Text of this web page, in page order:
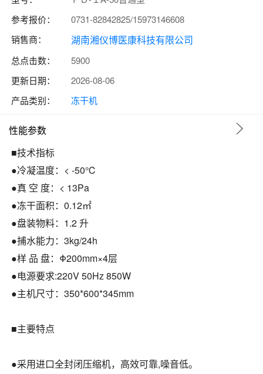
参考报价：
0731-82842825/15973146608
销售商：
湖南湘仪博医康科技有限公司
总点击数：
5900
更新日期：
2026-08-06
产品类别：
冻干机
性能参数
■技术指标
●冷凝温度：< -50℃
●真 空 度：< 13Pa
●冻干面积：0.12㎡
●盘装物料：1.2 升
●捕水能力：3kg/24h
●样 品 盘：Φ200mm×4层
●电源要求:220V 50Hz 850W
●主机尺寸：350*600*345mm
■主要特点
●采用进口全封闭压缩机，高效可靠,噪音低。